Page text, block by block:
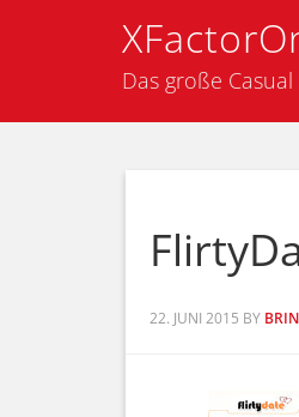
Das große
22. JUNI 2015 BY